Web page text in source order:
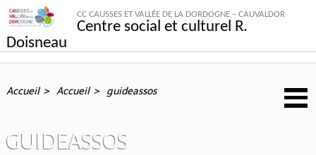
CC CAUSSES ET VALLÉE DE LA DORDOGNE – CAUVALDOR
Centre social et culturel R.
Doisneau
Accueil Accueil guideassos
GUIDEASSOS